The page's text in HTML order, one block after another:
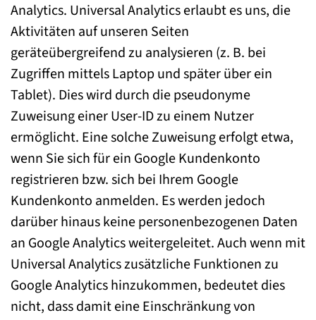
Analytics. Universal Analytics erlaubt es uns, die
Aktivitäten auf unseren Seiten
geräteübergreifend zu analysieren (z. B. bei
Zugriffen mittels Laptop und später über ein
Tablet). Dies wird durch die pseudonyme
Zuweisung einer User-ID zu einem Nutzer
ermöglicht. Eine solche Zuweisung erfolgt etwa,
wenn Sie sich für ein Google Kundenkonto
registrieren bzw. sich bei Ihrem Google
Kundenkonto anmelden. Es werden jedoch
darüber hinaus keine personenbezogenen Daten
an Google Analytics weitergeleitet. Auch wenn mit
Universal Analytics zusätzliche Funktionen zu
Google Analytics hinzukommen, bedeutet dies
nicht, dass damit eine Einschränkung von